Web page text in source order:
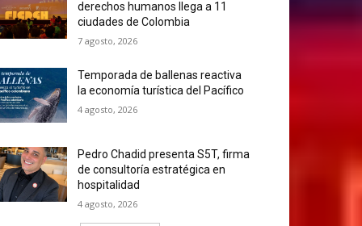
derechos humanos llega a 11
ciudades de Colombia
7 agosto, 2026
Temporada de ballenas reactiva
la economía turística del Pacífico
4 agosto, 2026
Pedro Chadid presenta S5T, firma
de consultoría estratégica en
hospitalidad
4 agosto, 2026